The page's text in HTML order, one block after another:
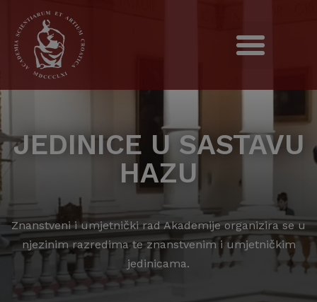
JEDINICE U SASTAVU
HAZU
Znanstveni i umjetnički rad Akademije organizira se u
njezinim razredima te znanstvenim i umjetničkim
jedinicama.